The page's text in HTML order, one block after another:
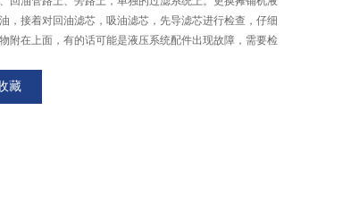
，接着对回油滤芯，吸油滤芯，先导滤芯进行检查，仔细
附在上面，有的话可能是液压系统配件出现故障，需要检
藏